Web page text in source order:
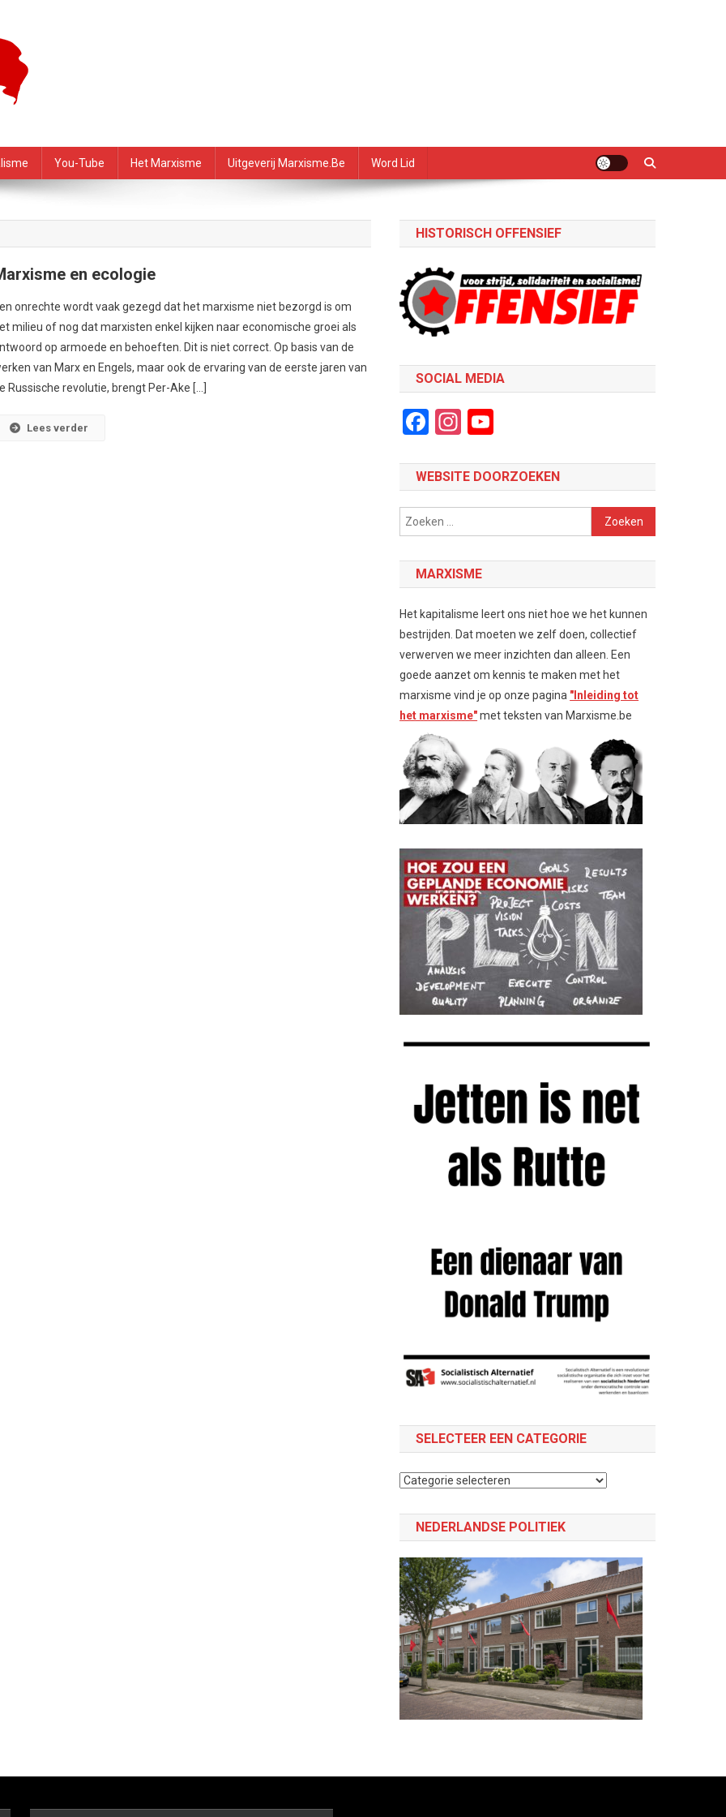
You-Tube Het Marxisme Uitgeverij Marxisme.be Word Lid
en ecologie
onrechte wordt vaak gezegd dat het marxisme niet bezorgd is om
milieu of nog dat marxisten enkel kijken naar economische groei als
op armoede en behoeften. Dit is niet correct. Op basis van de
van Marx en Engels, maar ook de ervaring van de eerste jaren van
Russische revolutie, brengt Per-Ake […]
Lees verder
HISTORISCH OFFENSIEF
SOCIAL MEDIA
Facebook
Instagram
WEBSITE DOORZOEKEN
Zoeken
naar:
MARXISME
Het kapitalisme leert ons niet hoe we het kunnen
bestrijden. Dat moeten we zelf doen, collectief
verwerven we meer inzichten dan alleen. Een
goede aanzet om kennis te maken met het
marxisme vind je op onze pagina "Inleiding tot
het marxisme"met teksten van Marxisme.be
SELECTEER EEN CATEGORIE
Selecteer
categorie
NEDERLANDSE POLITIEK